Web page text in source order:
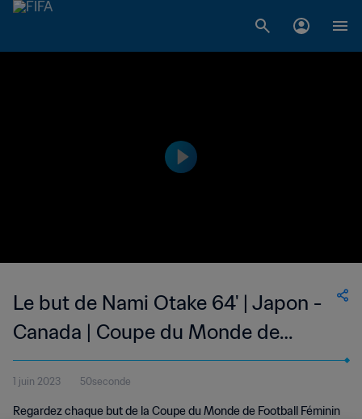
Le but de Nami Otake 64' | Japon -
Canada | Coupe du Monde de
Football Féminin de la FIFA, Etats-
Unis 99™
1 juin 2023 50seconde
Regardez chaque but de la Coupe du Monde de Football Féminin